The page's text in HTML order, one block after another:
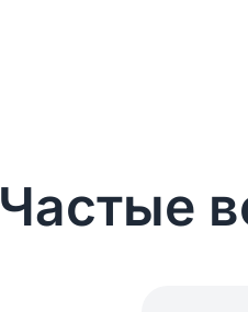
Частые